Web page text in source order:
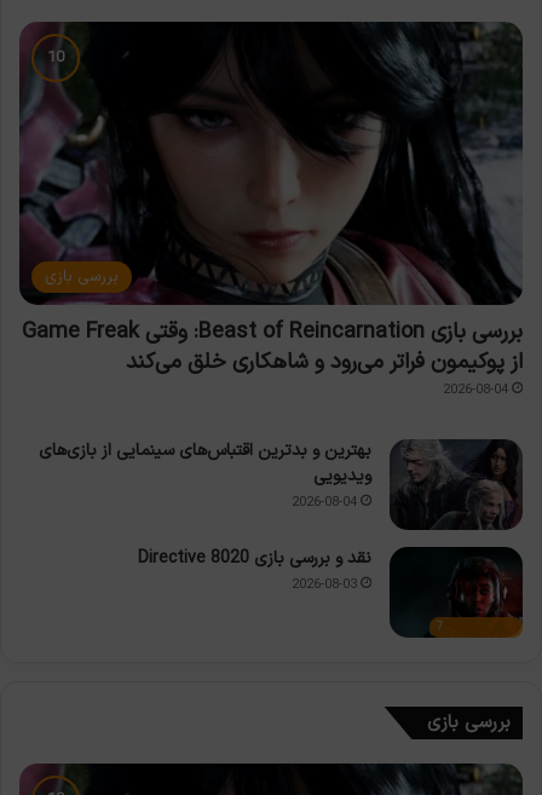
بررسی بازی
بررسی بازی Beast of Reincarnation: وقتی Game Freak
از پوکیمون فراتر می‌رود و شاهکاری خلق می‌کند
2026-08-04
بهترین و بدترین اقتباس‌های سینمایی از بازی‌های
ویدیویی
2026-08-04
7
نقد و بررسی بازی Directive 8020
2026-08-03
بررسی بازی